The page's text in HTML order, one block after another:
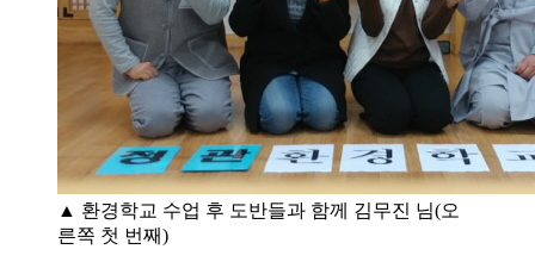
▲ 환경학교 수업 후 도반들과 함께 김무진 님(오
른쪽 첫 번째)